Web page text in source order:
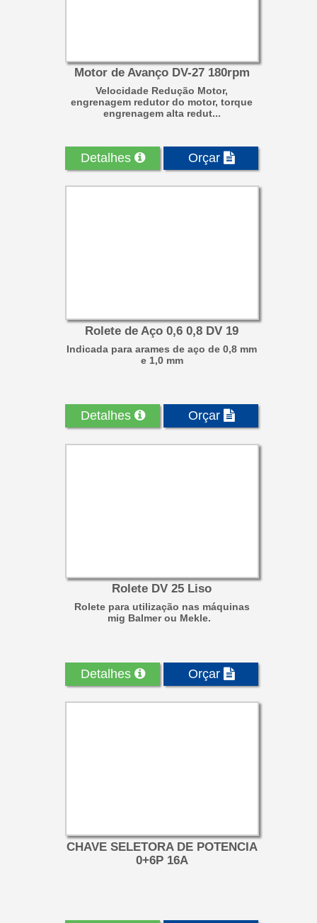
Motor de Avanço DV-27 180rpm
Velocidade Redução Motor,
engrenagem redutor do motor, torque
engrenagem alta redut...
Detalhes Orçar
Rolete de Aço 0,6 0,8 DV 19
Indicada para arames de aço de 0,8 mm
e 1,0 mm
Detalhes Orçar
Rolete DV 25 Liso
Rolete para utilização nas máquinas
mig Balmer ou Mekle.
Detalhes Orçar
CHAVE SELETORA DE POTENCIA
0+6P 16A